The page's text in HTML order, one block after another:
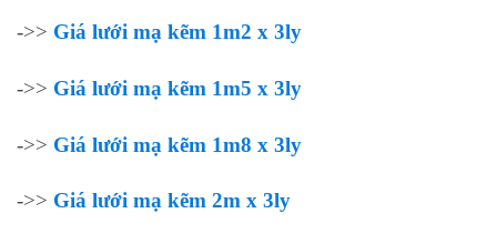
->> Giá lưới mạ kẽm 1m2 x 3ly
->> Giá lưới mạ kẽm 1m5 x 3ly
->> Giá lưới mạ kẽm 1m8 x 3ly
->> Giá lưới mạ kẽm 2m x 3ly